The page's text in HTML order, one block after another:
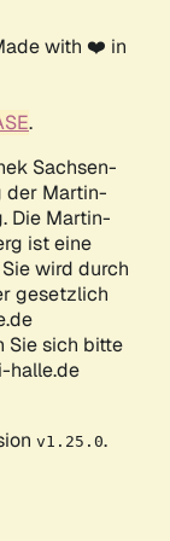
with ❤️ in
.
Sachsen-
der Martin-
Die Martin-
ist eine
wird durch
gesetzlich
Sie sich bitte
halle.de
v1.25.0.